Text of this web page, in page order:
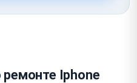
Iphone